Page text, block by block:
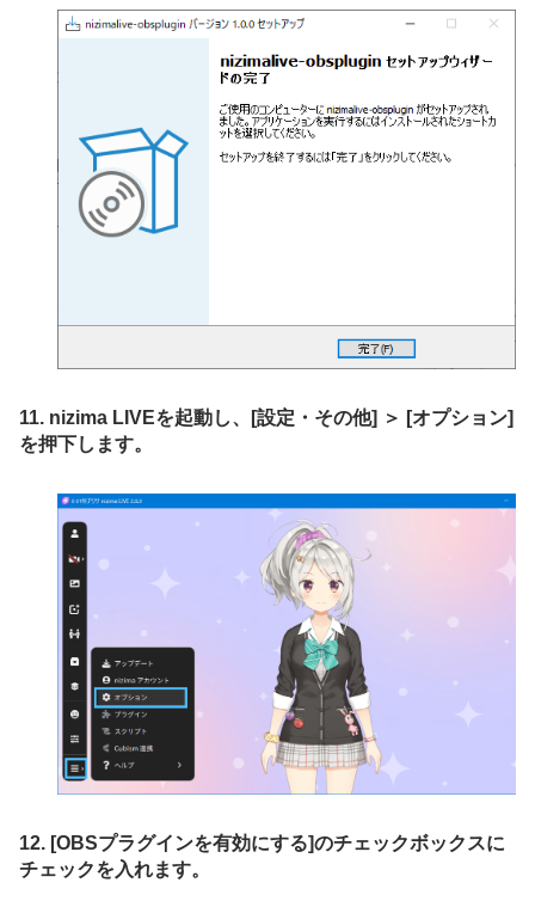
11. nizima LIVEを起動し、[設定・その他] ＞ [オプション]
を押下します。
12. [OBSプラグインを有効にする]のチェックボックスに
チェックを入れます。